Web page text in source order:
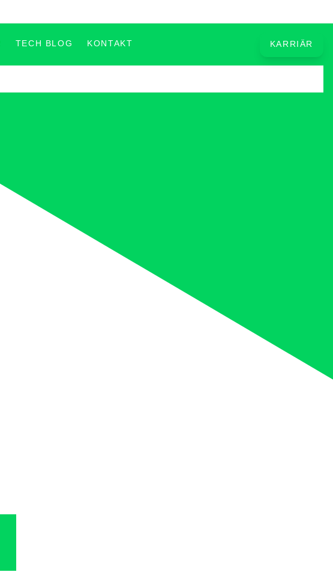
TECH BLOG KONTAKT KARRIÄR